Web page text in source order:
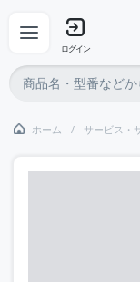
ログイン
ホーム サービス・